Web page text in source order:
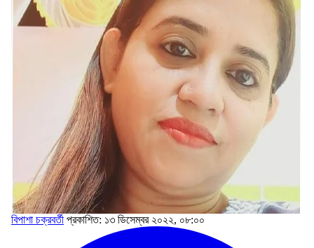
বিপাশা চক্রবর্তী প্রকাশিত: ১৩ ডিসেম্বর ২০২২, ০৮:০০